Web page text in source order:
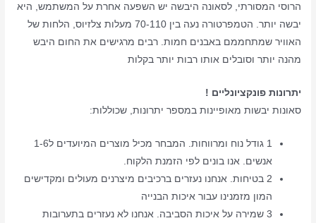
הרוסי המסורתי, לסאונה היבשה יש השפעה אחרת על המשתמש, היא
יבשה יותר. הטמפרטורה נעה בין 70-110 מעלות צלזיוס, הלחות של
האוויר שמתחממם באבנים חמות. רבים מרגישים את החום היבש
מהנה יותר וסובלים אותו רבות יותר בקלות
יתרונות פונקציונליים !
סאונות יבשות מאופיינות במספר יתרונות, שכוללות:
1 גודל נוח ומרווחות. המבחר מכיל מוצרים המיועדים ל1-6
אנשים. אנו בונים לפי הזמנת הלקוח.
2 בטיחות. אנחנו נעזרים ברכיבים מיצרנים מעולים ומקדישים
המון מזמנינו עבור איכות הבנייה
3 שמירה על איכות הסביבה. אנחנו לא נעזרים בתערובות